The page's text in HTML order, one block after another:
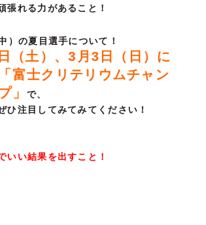
張れる力があること！
）の夏目選手について！
（土）、3月3日（日）に
富士クリテリウムチャン
」で、
注目してみてみてください！
いい結果を出すこと！